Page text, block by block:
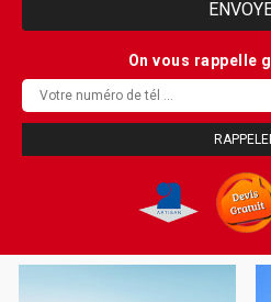
On vous rappelle